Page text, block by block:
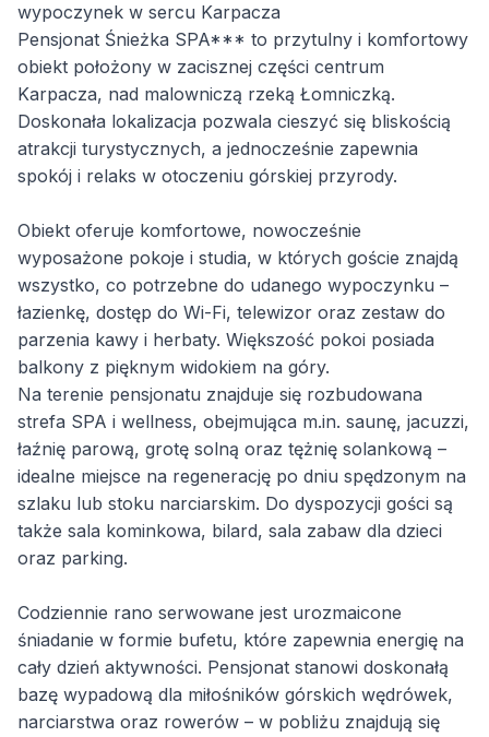
wypoczynek w sercu Karpacza
Pensjonat Śnieżka SPA*** to przytulny i komfortowy
obiekt położony w zacisznej części centrum
Karpacza, nad malowniczą rzeką Łomniczką.
Doskonała lokalizacja pozwala cieszyć się bliskością
atrakcji turystycznych, a jednocześnie zapewnia
spokój i relaks w otoczeniu górskiej przyrody.
Obiekt oferuje komfortowe, nowocześnie
wyposażone pokoje i studia, w których goście znajdą
wszystko, co potrzebne do udanego wypoczynku –
łazienkę, dostęp do Wi-Fi, telewizor oraz zestaw do
parzenia kawy i herbaty. Większość pokoi posiada
balkony z pięknym widokiem na góry.
Na terenie pensjonatu znajduje się rozbudowana
strefa SPA i wellness, obejmująca m.in. saunę, jacuzzi,
łaźnię parową, grotę solną oraz tężnię solankową –
idealne miejsce na regenerację po dniu spędzonym na
szlaku lub stoku narciarskim. Do dyspozycji gości są
także sala kominkowa, bilard, sala zabaw dla dzieci
oraz parking.
Codziennie rano serwowane jest urozmaicone
śniadanie w formie bufetu, które zapewnia energię na
cały dzień aktywności. Pensjonat stanowi doskonałą
bazę wypadową dla miłośników górskich wędrówek,
narciarstwa oraz rowerów – w pobliżu znajdują się